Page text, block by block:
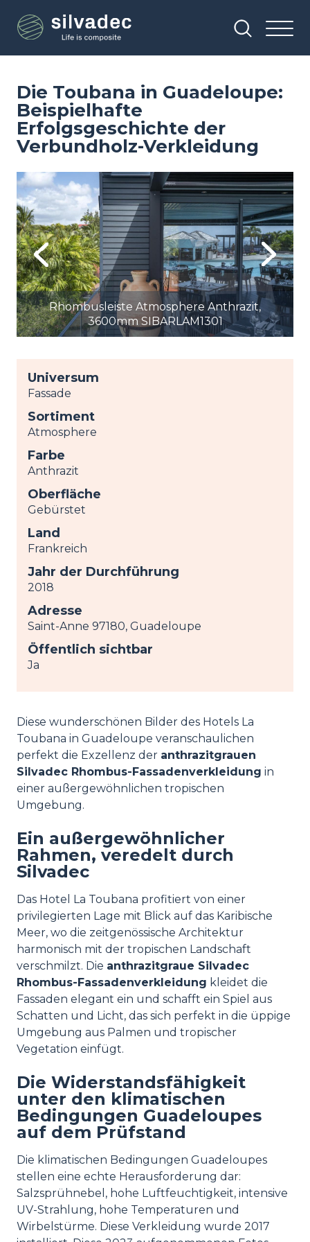
zum
Inhalt
Die Toubana in Guadeloupe:
Beispielhafte
Erfolgsgeschichte der
Verbundholz-Verkleidung
Previous
Atmosphere Anthrazit,
3600mm SIBARLAM1301
Image
Next
Universum
Fassade
Sortiment
Atmosphere
Farbe
Anthrazit
Oberfläche
Gebürstet
Land
Frankreich
Jahr der Durchführung
2018
Adresse
Saint-Anne 97180, Guadeloupe
Öffentlich sichtbar
Ja
Diese wunderschönen Bilder des Hotels La
Toubana in Guadeloupe veranschaulichen
perfekt die Exzellenz der anthrazitgrauen
Silvadec Rhombus-Fassadenverkleidung in
einer außergewöhnlichen tropischen
Umgebung.
Ein außergewöhnlicher
Rahmen, veredelt durch
Silvadec
Das Hotel La Toubana profitiert von einer
privilegierten Lage mit Blick auf das Karibische
Meer, wo die zeitgenössische Architektur
harmonisch mit der tropischen Landschaft
verschmilzt. Die anthrazitgraue Silvadec
Rhombus-Fassadenverkleidung kleidet die
Fassaden elegant ein und schafft ein Spiel aus
Schatten und Licht, das sich perfekt in die üppige
Umgebung aus Palmen und tropischer
Vegetation einfügt.
Die Widerstandsfähigkeit
unter den klimatischen
Bedingungen Guadeloupes
auf dem Prüfstand
Die klimatischen Bedingungen Guadeloupes
stellen eine echte Herausforderung dar:
Salzsprühnebel, hohe Luftfeuchtigkeit, intensive
UV-Strahlung, hohe Temperaturen und
Wirbelstürme. Diese Verkleidung wurde 2017